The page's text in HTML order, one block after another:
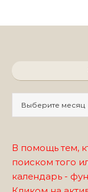
В помощь тем,
поиском того
календарь -